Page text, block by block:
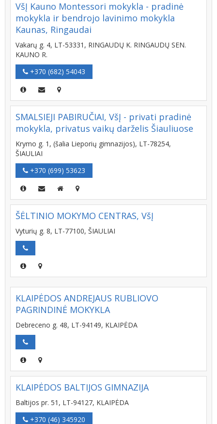
VšĮ Kauno Montessori mokykla - pradinė
mokykla ir bendrojo lavinimo mokykla
Kaunas, Ringaudai
Vakarų g. 4, LT-53331, RINGAUDŲ K. RINGAUDŲ SEN.
KAUNO R.
+370 (682) 54043
SMALSIEJI PABIRUČIAI, VšĮ - privati pradinė
mokykla, privatus vaikų darželis Šiauliuose
Krymo g. 1, (šalia Lieporių gimnazijos), LT-78254,
ŠIAULIAI
+370 (699) 53623
ŠĖLTINIO MOKYMO CENTRAS, VšĮ
Vyturių g. 8, LT-77100, ŠIAULIAI
KLAIPĖDOS ANDREJAUS RUBLIOVO
PAGRINDINĖ MOKYKLA
Debreceno g. 48, LT-94149, KLAIPĖDA
KLAIPĖDOS BALTIJOS GIMNAZIJA
Baltijos pr. 51, LT-94127, KLAIPĖDA
+370 (46) 345920